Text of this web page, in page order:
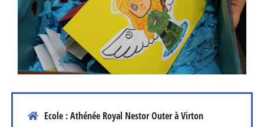
Ecole : Athénée Royal Nestor Outer à Virton